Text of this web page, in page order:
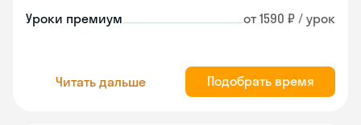
Уроки премиум от 1590 ₽ / урок
Читать дальше Подобрать время